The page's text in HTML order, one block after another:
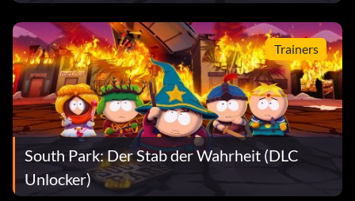
Trainers
South Park: Der Stab der Wahrheit (DLC
Unlocker)